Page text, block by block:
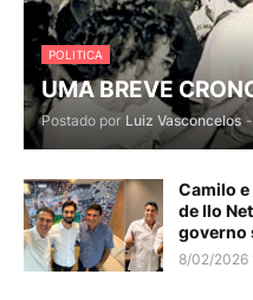
POLITICA
UMA BREVE
Postado por Luiz Vasconcelos -
Camilo
de Ilo
governo
8/02/2026